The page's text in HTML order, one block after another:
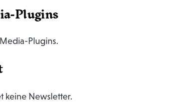
Plugins
Plugins.
keine Newsletter.